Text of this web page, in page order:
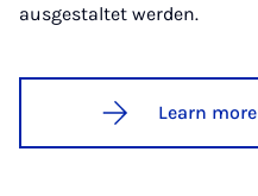
ausgestaltet werden.
Learn more